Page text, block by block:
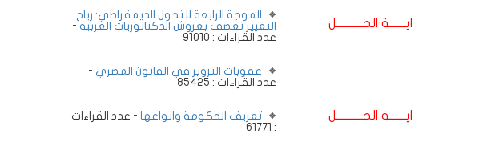
ايـــــــة الحـــــــــــل
ايـــــــة الحـــــــــــل
الموجة الرابعة للتحول الديمقراطي: رياح
التغيير تعصف بعروش الدكتاتوريات العربية -
عدد القراءات : 91010
عقوبات التزوير في القانون المصري -
عدد القراءات : 85425
تعريف الحكومة وانواعها - عدد القراءات
: 61771